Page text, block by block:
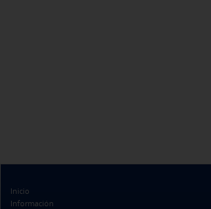
Inicio
Información